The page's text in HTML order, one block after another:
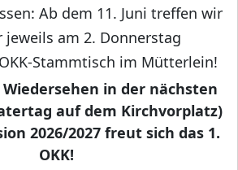
Ab dem 11. Juni treffen wir
jeweils am 2. Donnerstag
Stammtisch im Mütterlein!
in der nächsten
auf dem Kirchvorplatz)
2026/2027 freut sich das 1.
OKK!